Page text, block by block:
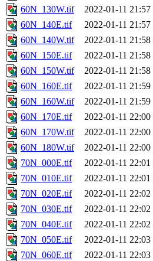
60N_130W.tif
2022-01-11 21:57
60N_140E.tif
2022-01-11 21:57
60N_140W.tif
2022-01-11 21:58
60N_150E.tif
2022-01-11 21:58
60N_150W.tif
2022-01-11 21:58
60N_160E.tif
2022-01-11 21:59
60N_160W.tif
2022-01-11 21:59
60N_170E.tif
2022-01-11 22:00
60N_170W.tif
2022-01-11 22:00
60N_180W.tif
2022-01-11 22:00
70N_000E.tif
2022-01-11 22:01
70N_010E.tif
2022-01-11 22:01
70N_020E.tif
2022-01-11 22:02
70N_030E.tif
2022-01-11 22:02
70N_040E.tif
2022-01-11 22:02
70N_050E.tif
2022-01-11 22:03
70N_060E.tif
2022-01-11 22:03